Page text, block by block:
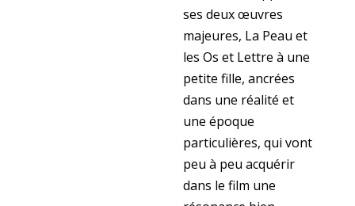
ses deux œuvres
majeures, La Peau et
les Os et Lettre à une
petite fille, ancrées
dans une réalité et
une époque
particulières, qui vont
peu à peu acquérir
dans le film une